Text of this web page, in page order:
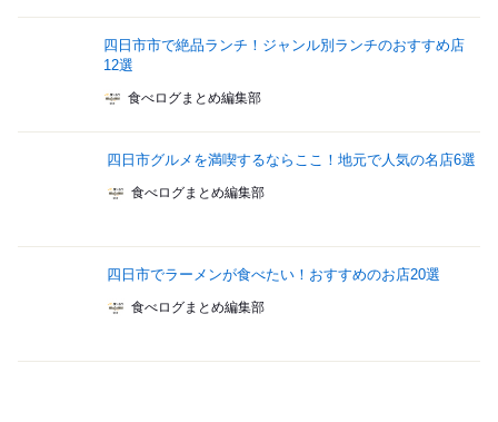
四日市市で絶品ランチ！ジャンル別ランチのおすすめ店
12選
食べログまとめ編集部
四日市グルメを満喫するならここ！地元で人気の名店6選
食べログまとめ編集部
四日市でラーメンが食べたい！おすすめのお店20選
食べログまとめ編集部